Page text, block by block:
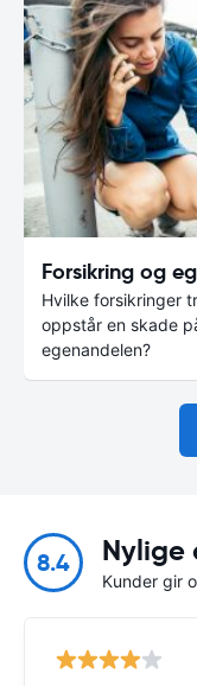
Forsikring og
Hvilke forsikringer
oppstår en skade
egenandelen?
8.4 Nylige
Kunder gir